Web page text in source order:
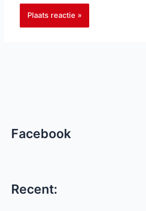
Facebook
Recent: